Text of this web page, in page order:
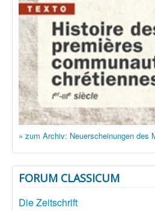
» zum Archiv: Neuerscheinungen des
FORUM CLASSICUM
Die Zeitschrift